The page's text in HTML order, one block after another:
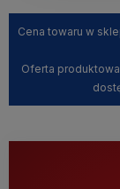
Cena towaru w
Oferta